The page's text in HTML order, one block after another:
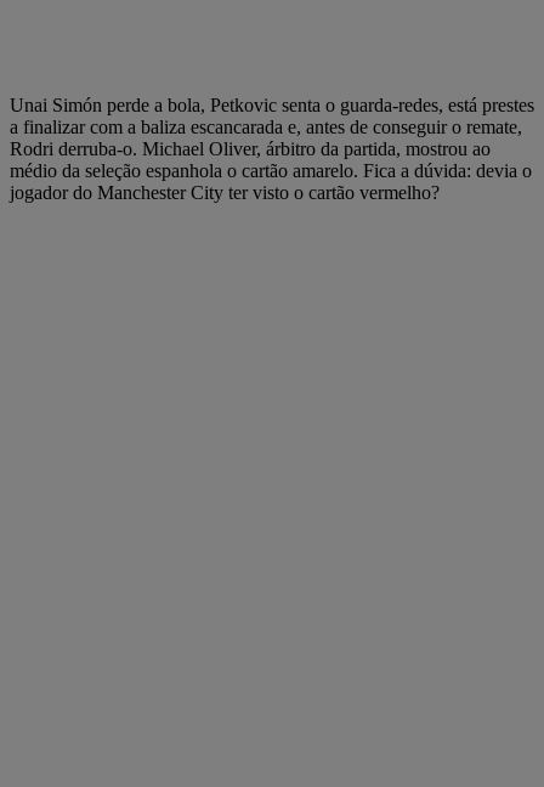
Unai Simón perde a bola, Petkovic senta o guarda-redes, está prestes
a finalizar com a baliza escancarada e, antes de conseguir o remate,
Rodri derruba-o. Michael Oliver, árbitro da partida, mostrou ao
médio da seleção espanhola o cartão amarelo. Fica a dúvida: devia o
jogador do Manchester City ter visto o cartão vermelho?